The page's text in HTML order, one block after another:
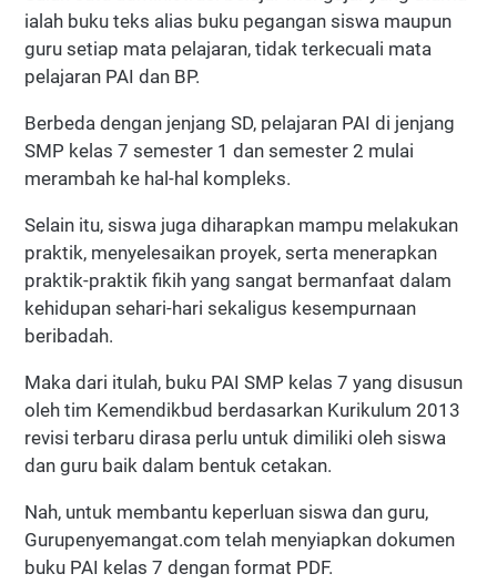
ialah buku teks alias buku pegangan siswa maupun
guru setiap mata pelajaran, tidak terkecuali mata
pelajaran PAI dan BP.
Berbeda dengan jenjang SD, pelajaran PAI di jenjang
SMP kelas 7 semester 1 dan semester 2 mulai
merambah ke hal-hal kompleks.
Selain itu, siswa juga diharapkan mampu melakukan
praktik, menyelesaikan proyek, serta menerapkan
praktik-praktik fikih yang sangat bermanfaat dalam
kehidupan sehari-hari sekaligus kesempurnaan
beribadah.
Maka dari itulah, buku PAI SMP kelas 7 yang disusun
oleh tim Kemendikbud berdasarkan Kurikulum 2013
revisi terbaru dirasa perlu untuk dimiliki oleh siswa
dan guru baik dalam bentuk cetakan.
Nah, untuk membantu keperluan siswa dan guru,
Gurupenyemangat.com telah menyiapkan dokumen
buku PAI kelas 7 dengan format PDF.